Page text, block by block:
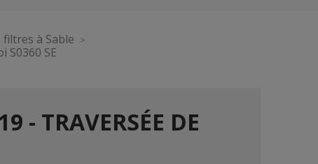
filtres à Sable
S0360 SE
- TRAVERSÉE DE